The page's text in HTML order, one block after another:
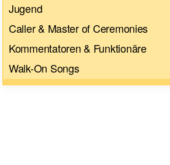
Jugend
Caller & Master of Ceremonies
Kommentatoren & Funktionäre
Walk-On Songs